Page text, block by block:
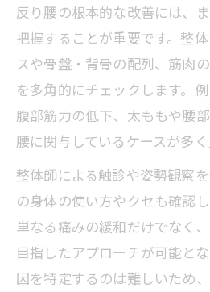
ポイント
反り腰に効く整体推
手順
整体アプローチで押
順番
整体を意識した負担
ッチ法
整体視点で見るスト
注意点
整体を取り入れた反り腰
反り腰の根本的な改善には、
把握することが重要です。整
スや骨盤・背骨の配列、筋肉
を多角的にチェックします。
腹部筋力の低下、太ももや腰
腰に関与しているケースが多く
整体師による触診や姿勢観察
の身体の使い方やクセも確認し
単なる痛みの緩和だけでなく
目指したアプローチが可能と
因を特定するのは難しいため